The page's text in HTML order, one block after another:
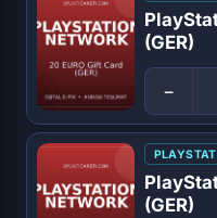
(GER)
−
(GER)